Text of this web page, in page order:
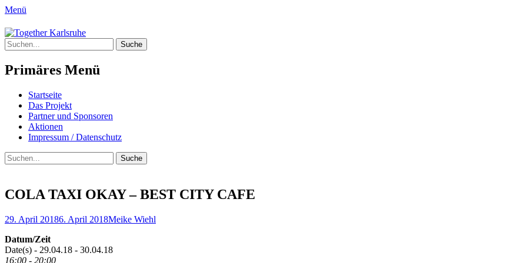
Menü
Together Karlsruhe
Integration von jungen Menschen mit Fluchterfahrung und Migrationshintergrund
Suche
nach:
Primäres Menü
Springe
zum
Inhalt
Startseite
Das Projekt
Partner und Sponsoren
Aktionen
Impressum / Datenschutz
Suchen
Suche
nach:
COLA TAXI OKAY – BEST CITY CAFE
Posted
29. April 20186. April 2018Author
Meike Wiehl
Datum/Zeit
Date(s) - 29.04.18 - 30.04.18
16:00 - 20:00